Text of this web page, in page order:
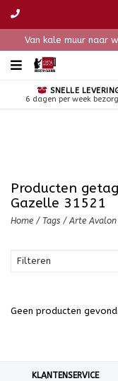
Van kale muur naar
SNELLE
6 dagen per week
Producten
Gazelle 31521
Home / Tags / Arte Avalon
Filteren
Geen producten
KLANTENSERVICE